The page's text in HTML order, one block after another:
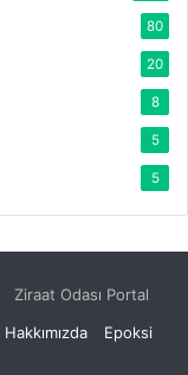
80
20
8
5
5
Ziraat Odası Portal
Hakkımızda Epoksi